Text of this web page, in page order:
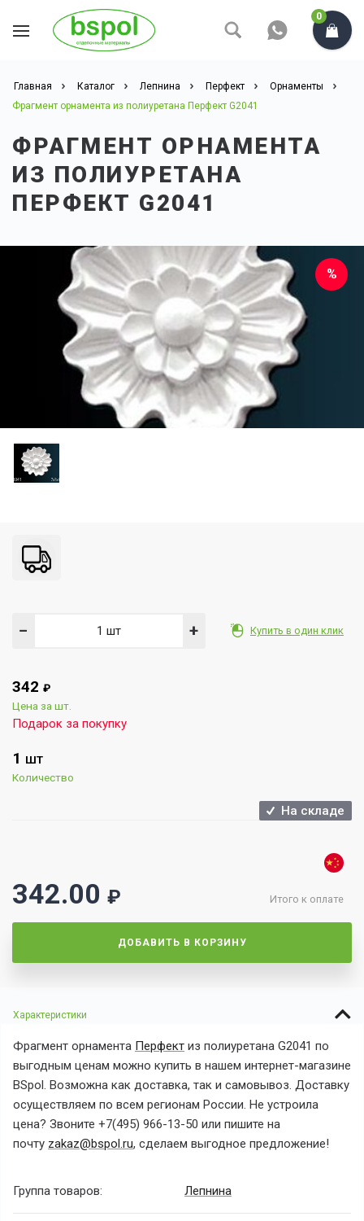
0
Главная Каталог Лепнина Перфект
Орнаменты
Фрагмент орнамента из полиуретана Перфект G2041
ФРАГМЕНТ ОРНАМЕНТА
ИЗ ПОЛИУРЕТАНА
ПЕРФЕКТ G2041
Купить в один клик
− +
342 ₽
Цена за шт.
Подарок за покупку
1 ШТ
Количество
На складе
Итого к оплате
342.00 ₽
ДОБАВИТЬ В КОРЗИНУ
Характеристики
Фрагмент орнамента Перфект из полиуретана G2041 по
выгодным ценам можно купить в нашем интернет-магазине
BSpol. Возможна как доставка, так и самовывоз. Доставку
осуществляем по всем регионам России. Не устроила
цена? Звоните +7(495) 966-13-50 или пишите на
почту zakaz@bspol.ru, сделаем выгодное предложение!
Группа товаров: Лепнина